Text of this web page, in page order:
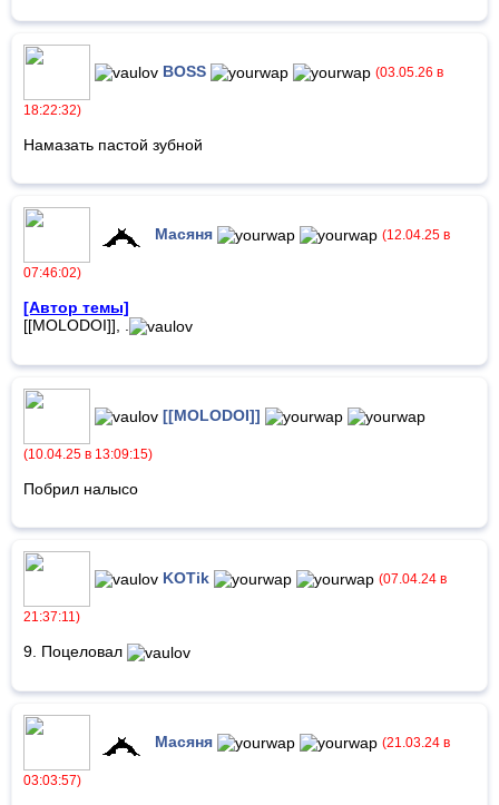
BOSS (03.05.26 в
18:22:32)
Намазать пастой зубной
Масяня (12.04.25 в
07:46:02)
[Автор темы]
[[MOLODOI]], .
[[MOLODOI]]
(10.04.25 в 13:09:15)
Побрил налысо
KOTik (07.04.24 в
21:37:11)
9. Поцеловал
Масяня (21.03.24 в
03:03:57)